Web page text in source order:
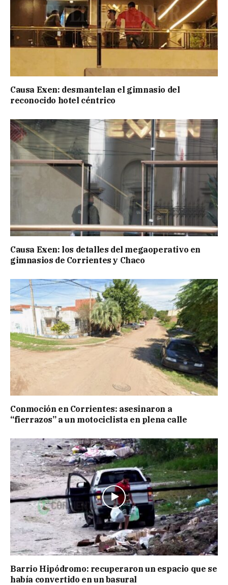
Causa Exen: desmantelan el gimnasio del
reconocido hotel céntrico
Causa Exen: los detalles del megaoperativo en
gimnasios de Corrientes y Chaco
Conmoción en Corrientes: asesinaron a
“fierrazos” a un motociclista en plena calle
Barrio Hipódromo: recuperaron un espacio que se
había convertido en un basural